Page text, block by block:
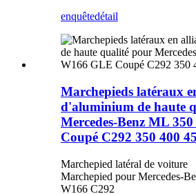
enquêtedétail
Marchepieds latéraux
d'aluminium de haute
Mercedes-Benz ML
Coupé C292 350 400
Marchepied latéral de voiture
Marchepied pour Mercedes-
W166 C292